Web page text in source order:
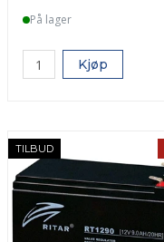
På lager
Kjøp
TILBUD